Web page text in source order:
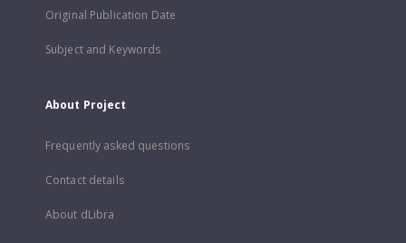
Original Publication Date
Subject and Keywords
About Project
Frequently asked questions
Contact details
About dLibra